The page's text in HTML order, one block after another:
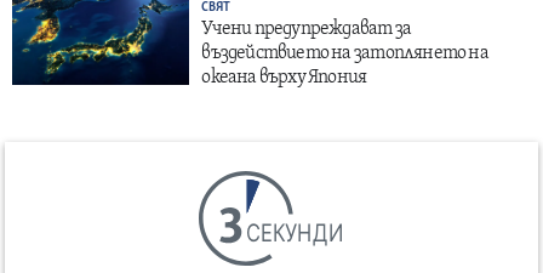
СВЯТ
Учени предупреждават за
въздействието на затоплянето на
океана върху Япония
СЕКУНДИ